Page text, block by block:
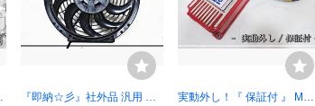
『即納☆彡』社外品 汎用 電
実動外し！『 保証付 』 MSD